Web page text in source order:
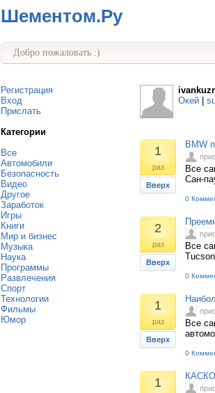
Шементом.Ру
Добро пожаловать :)
Регистрация
Вход
Прислать
Категории
Все
Автомобили
Безопасность
Видео
Другое
Заработок
Игры
Книги
Мир и бизнес
Музыка
Наука
Программы
Развлечения
Спорт
Технологии
Фильмы
Юмор
Окей
1
раз
Вверх
BMW
Все
Сан-
0
2
раз
Вверх
Все
0
1
раз
Вверх
Все
0
1